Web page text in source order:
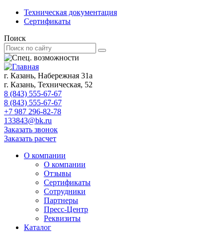
Техническая документация
Сертификаты
Поиск
г. Казань, Набережная 31а
г. Казань, Техническая, 52
8 (843) 555-67-67
8 (843) 555-67-67
+7 987 296-82-78
133843@bk.ru
Заказать звонок
Заказать расчет
О компании
О компании
Отзывы
Сертификаты
Сотрудники
Партнеры
Пресс-Центр
Реквизиты
Каталог